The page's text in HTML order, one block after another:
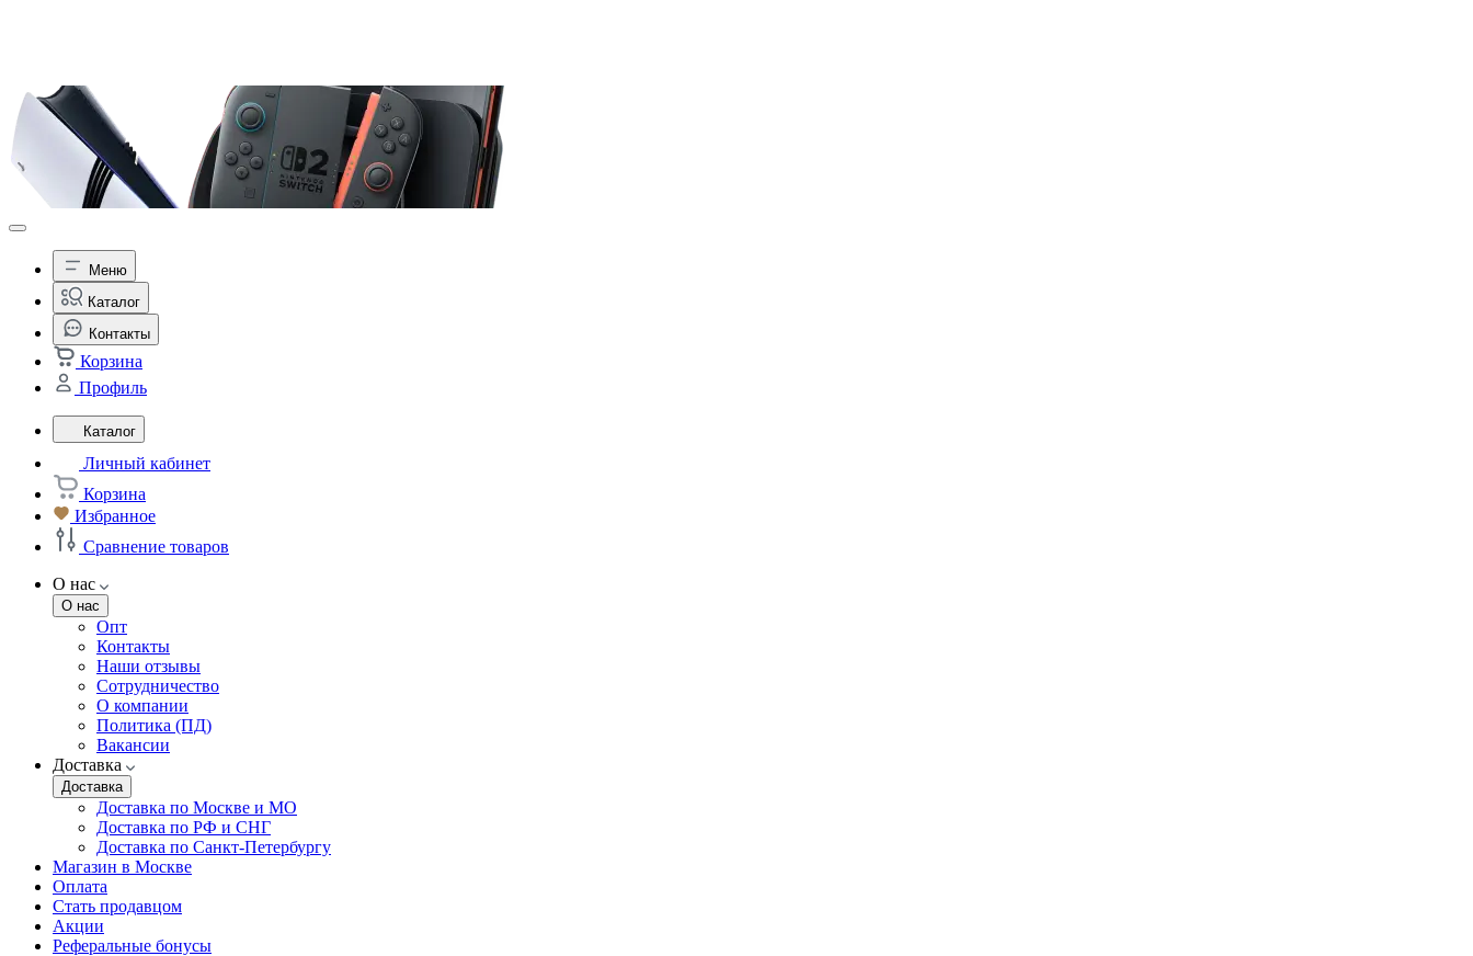
Меню
Каталог
Контакты
Корзина
Профиль
Каталог
Личный кабинет
Корзина
Избранное
Сравнение товаров
О нас
О нас
Опт
Контакты
Наши отзывы
Сотрудничество
О компании
Политика (ПД)
Вакансии
Доставка
Доставка
Доставка по Москве и МО
Доставка по РФ и СНГ
Доставка по Санкт-Петербургу
Магазин в Москве
Оплата
Стать продавцом
Акции
Реферальные бонусы